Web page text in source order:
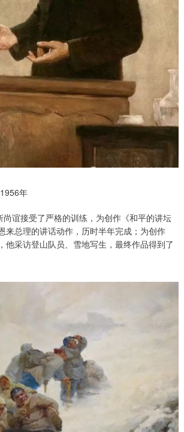
年
尚谊接受了严格的训练，为创作《和平的讲坛
来总理的讲话动作，历时半年完成；为创作
他采访登山队员、雪地写生，最终作品得到了